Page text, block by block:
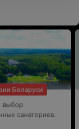
Беларуси
выбор
санаториев.